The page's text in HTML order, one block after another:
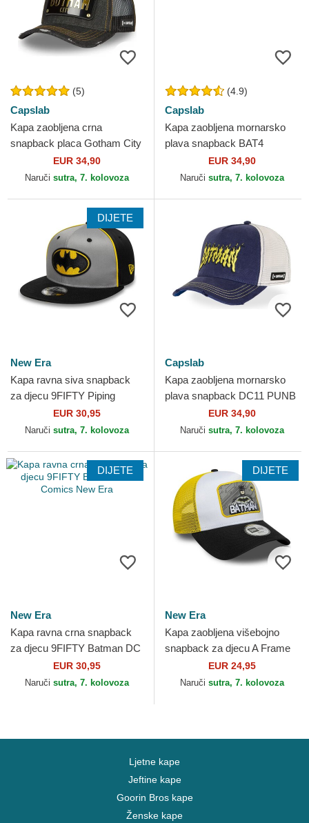
(5)
Capslab
Kapa zaobljena crna
snapback placa Gotham City
DC6 BATP1 Batman DC
Comics Capslab
EUR 34,90
Naruči sutra, 7. kolovoza
(4.9)
Capslab
Kapa zaobljena mornarsko
plava snapback BAT4
Batman DC Comics Capslab
EUR 34,90
Naruči sutra, 7. kolovoza
DIJETE
New Era
Kapa ravna siva snapback
za djecu 9FIFTY Piping
Batman DC Comics New Era
EUR 30,95
Naruči sutra, 7. kolovoza
Capslab
Kapa zaobljena mornarsko
plava snapback DC11 PUNB
Batman DC Comics Capslab
EUR 34,90
Naruči sutra, 7. kolovoza
DIJETE
New Era
Kapa ravna crna snapback
za djecu 9FIFTY Batman DC
Comics New Era
EUR 30,95
Naruči sutra, 7. kolovoza
DIJETE
New Era
Kapa zaobljena višebojno
snapback za djecu A Frame
Patch Batman DC Comics
New Era
EUR 24,95
Naruči sutra, 7. kolovoza
Ljetne kape
Jeftine kape
Goorin Bros kape
Ženske kape